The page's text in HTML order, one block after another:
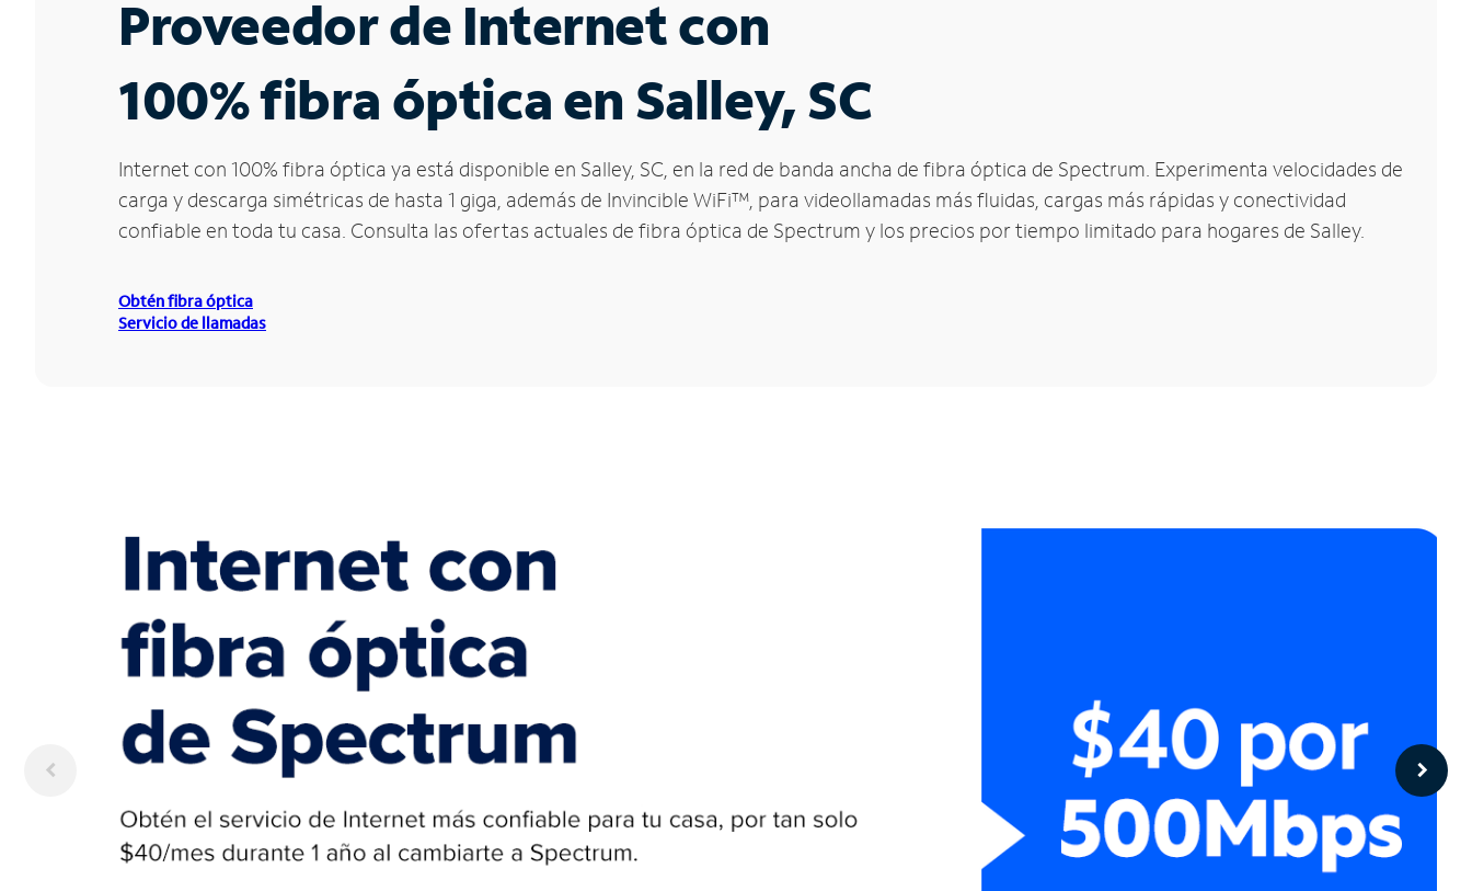
Proveedor de Internet con
100% fibra óptica en Salley, SC
Internet con 100% fibra óptica ya está disponible en Salley, SC, en la red de banda ancha de fibra óptica de Spectrum. Experimenta velocidades de
carga y descarga simétricas de hasta 1 giga, además de Invincible WiFi™, para videollamadas más fluidas, cargas más rápidas y conectividad
confiable en toda tu casa. Consulta las ofertas actuales de fibra óptica de Spectrum y los precios por tiempo limitado para hogares de Salley.
Obtén fibra óptica
Servicio de llamadas